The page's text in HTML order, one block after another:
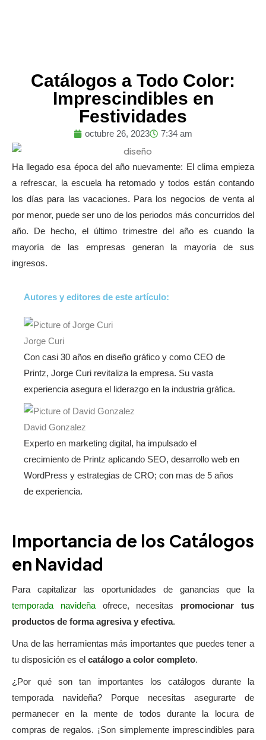
Catálogos a Todo Color:
Imprescindibles en
Festividades
octubre 26, 2023 7:34 am
Ha llegado esa época del año nuevamente: El clima empieza
a refrescar, la escuela ha retomado y todos están contando
los días para las vacaciones. Para los negocios de venta al
por menor, puede ser uno de los periodos más concurridos del
año. De hecho, el último trimestre del año es cuando la
mayoría de las empresas generan la mayoría de sus
ingresos.
Autores y editores de este artículo:
Jorge Curi
Con casi 30 años en diseño gráfico y como CEO de
Printz, Jorge Curi revitaliza la empresa. Su vasta
experiencia asegura el liderazgo en la industria gráfica.
David Gonzalez
Experto en marketing digital, ha impulsado el
crecimiento de Printz aplicando SEO, desarrollo web en
WordPress y estrategias de CRO; con mas de 5 años
de experiencia.
Importancia de los Catálogos
en Navidad
Para capitalizar las oportunidades de ganancias que la
temporada navideñaofrece, necesitas promocionar tus
productos de forma agresiva y efectiva.
Una de las herramientas más importantes que puedes tener a
tu disposición es el catálogo a color completo.
¿Por qué son tan importantes los catálogos durante la
temporada navideña? Porque necesitas asegurarte de
permanecer en la mente de todos durante la locura de
compras de regalos. ¡Son simplemente imprescindibles para